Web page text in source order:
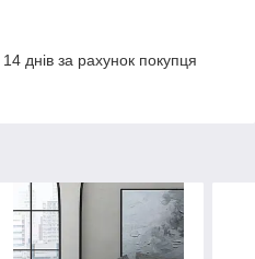
днів за рахунок покупця